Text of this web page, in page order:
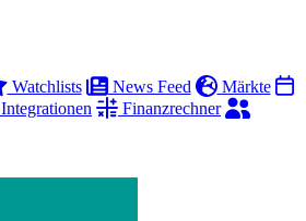
Watchlists News Feed
Märkte
Integrationen
Finanzrechner